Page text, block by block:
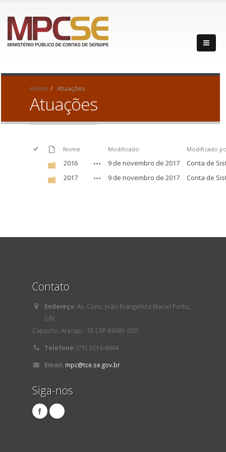
Home Atuações​​
Atuações​
Nome Modificado Modificado
2016 9 de novembro de 2017
Conta de
2017
9 de novembro de 2017 Conta de
Contato
Endereço:Av. Cons. João Evangelista Maciel Porto,
S/N
Capucho, Aracaju - SE CEP 49081-020
Telefone:(79) 3216-4644
Email: mpc@tce.se.gov.br
Siga-nos